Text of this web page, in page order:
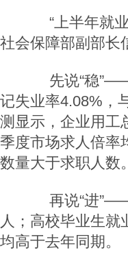
“上半年就业
社会保障部副部长
先说“稳”——
记失业率4.08%，
测显示，企业用工
季度市场求人倍率
数量大于求职人数。
再说“进”——
人；高校毕业生就
均高于去年同期。